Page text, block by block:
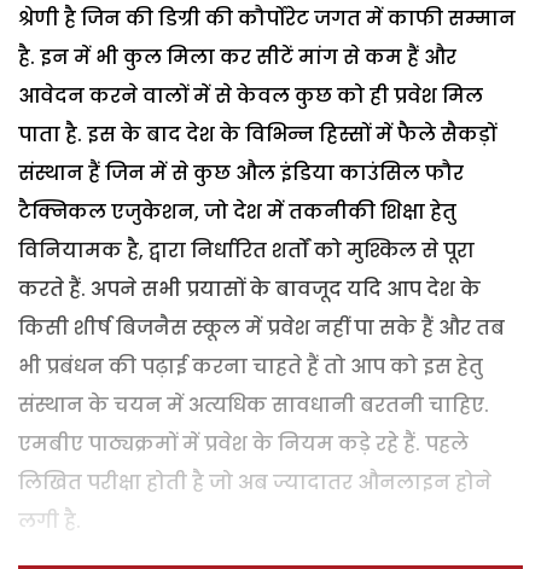
श्रेणी है जिन की डिग्री की कौर्पोरेट जगत में काफी सम्मान
है. इन में भी कुल मिला कर सीटें मांग से कम हैं और
आवेदन करने वालों में से केवल कुछ को ही प्रवेश मिल
पाता है. इस के बाद देश के विभिन्न हिस्सों में फैले सैकड़ों
संस्थान हैं जिन में से कुछ औल इंडिया काउंसिल फौर
टैक्निकल एजुकेशन, जो देश में तकनीकी शिक्षा हेतु
विनियामक है, द्वारा निर्धारित शर्तों को मुश्किल से पूरा
करते हैं. अपने सभी प्रयासों के बावजूद यदि आप देश के
किसी शीर्ष बिजनैस स्कूल में प्रवेश नहीं पा सके हैं और तब
भी प्रबंधन की पढ़ाई करना चाहते हैं तो आप को इस हेतु
संस्थान के चयन में अत्यधिक सावधानी बरतनी चाहिए.
एमबीए पाठ्यक्रमों में प्रवेश के नियम कड़े रहे हैं. पहले
लिखित परीक्षा होती है जो अब ज्यादातर औनलाइन होने
लगी है.